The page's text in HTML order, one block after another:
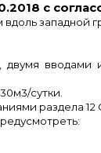
с
западной
сутки.
раздела 12